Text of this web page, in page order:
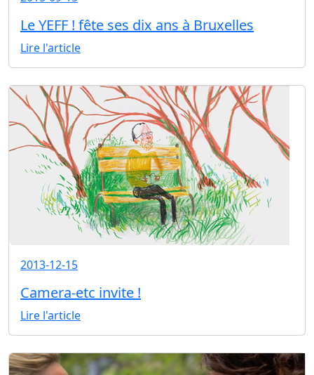
Le YEFF ! fête ses dix ans à Bruxelles
Lire l'article
2013-12-15
Camera-etc invite !
Lire l'article